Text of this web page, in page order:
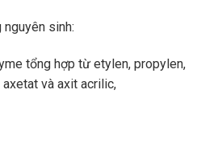
sinh:
tổng hợp từ etylen, propylen,
và axit acrilic,